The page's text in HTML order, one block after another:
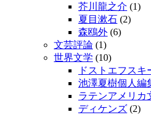
芥川龍之介 (1)
夏目漱石 (2)
森鴎外 (6)
文芸評論 (1)
世界文学 (10)
ドストエフスキ
池澤夏樹個人編
ラテンアメリカ
ディケンズ (2)